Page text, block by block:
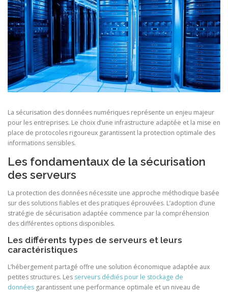
La sécurisation des données numériques représente un enjeu majeur
pour les entreprises. Le choix d’une infrastructure adaptée et la mise en
place de protocoles rigoureux garantissent la protection optimale des
informations sensibles.
Les fondamentaux de la sécurisation
des serveurs
La protection des données nécessite une approche méthodique basée
sur des solutions fiables et des pratiques éprouvées. L’adoption d’une
stratégie de sécurisation adaptée commence par la compréhension
des différentes options disponibles.
Les différents types de serveurs et leurs
caractéristiques
L’hébergement partagé offre une solution économique adaptée aux
petites structures. Les serveurs dédiés pour le stockage de
données garantissent une performance optimale et un niveau de